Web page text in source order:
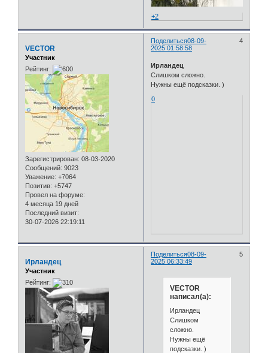
+2
Поделиться 4
08-09-
2025 01:58:58
VECTOR
Участник
Рейтинг:
Зарегистрирован: 08-03-2020
Сообщений: 9023
Уважение: +7064
Позитив: +5747
Провел на форуме:
4 месяца 19 дней
Последний визит:
30-07-2026 22:19:11
Ирландец
Слишком сложно.
Нужны ещё подсказки. )
0
Поделиться 5
08-09-
2025 06:33:49
Ирландец
Участник
Рейтинг:
VECTOR
написал(а):
Ирландец
Слишком
сложно.
Нужны ещё
подсказки. )